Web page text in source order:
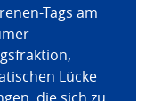
Tags am
Lücke